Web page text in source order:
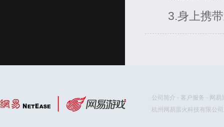
3.身上携带
公司简介 - 客户服务 - 网易
杭州网易雷火科技有限公